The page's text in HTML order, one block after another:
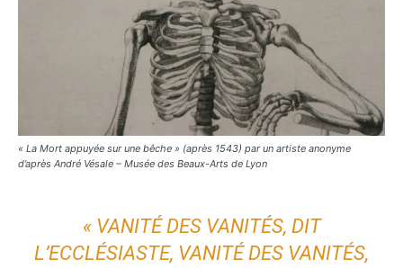
« La Mort appuyée sur une bêche » (après 1543) par un artiste anonyme
d’après André Vésale – Musée des Beaux-Arts de Lyon
« VANITÉ DES VANITÉS, DIT
L’ECCLÉSIASTE, VANITÉ DES VANITÉS,